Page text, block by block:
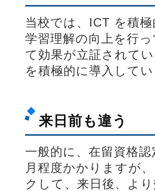
当校では、ICT を積
学習理解の向上を行
て効果が立証されて
を積極的に導入してい
来日前も違う
一般的に、在留資格
月程度かかりますが
クして、来日後、よ